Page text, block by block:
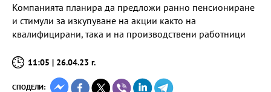
Компанията планира да предложи ранно пенсиониране
и стимули за изкупуване на акции както на
квалифицирани, така и на производствени работници
11:05 | 26.04.23 г.
СПОДЕЛИ: